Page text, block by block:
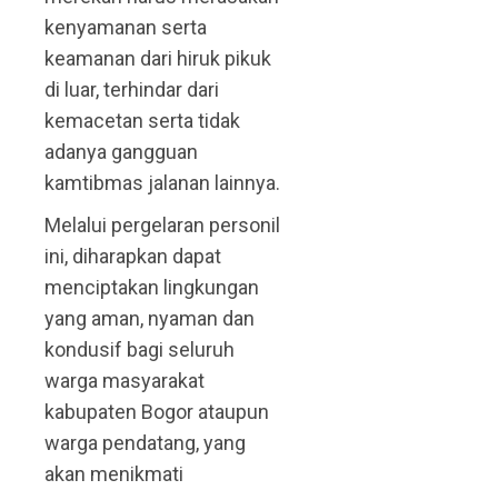
kenyamanan serta
keamanan dari hiruk pikuk
di luar, terhindar dari
kemacetan serta tidak
adanya gangguan
kamtibmas jalanan lainnya.
Melalui pergelaran personil
ini, diharapkan dapat
menciptakan lingkungan
yang aman, nyaman dan
kondusif bagi seluruh
warga masyarakat
kabupaten Bogor ataupun
warga pendatang, yang
akan menikmati